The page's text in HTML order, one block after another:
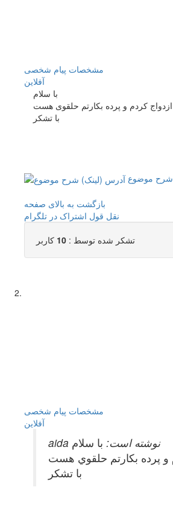
مشخصات پیام شخصی
آفلاين
با سلام
با تشكر
شرح موضوع
بازگشت به بالای صفحه
نقل قول اشتراک در تلگرام
تشکر شده توسط : 10 کاربر
مشخصات پیام شخصی
آفلاين
aida نوشته است: با سلام
با تشكر